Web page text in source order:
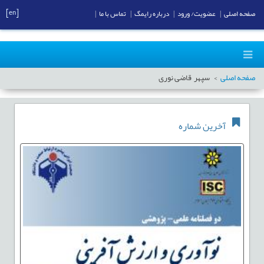
صفحه اصلی سپهر قاضی نوری
آخرین شماره
صفحه اصلی عضویت/ ورود درباره رایمگ تماس با ما